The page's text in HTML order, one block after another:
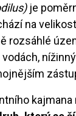
je
na
rozsáhlé